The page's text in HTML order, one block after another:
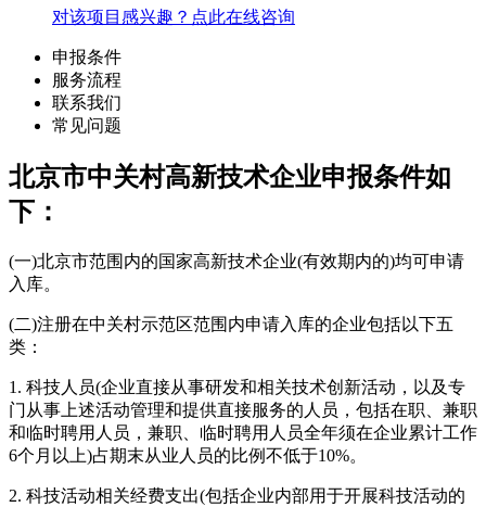
对该项目感兴趣？点此在线咨询
申报条件
服务流程
联系我们
常见问题
北京市中关村高新技术企业申报条件如
下：
(一)北京市范围内的国家高新技术企业(有效期内的)均可申请
入库。
(二)注册在中关村示范区范围内申请入库的企业包括以下五
类：
1. 科技人员(企业直接从事研发和相关技术创新活动，以及专
门从事上述活动管理和提供直接服务的人员，包括在职、兼职
和临时聘用人员，兼职、临时聘用人员全年须在企业累计工作
6个月以上)占期末从业人员的比例不低于10%。
2. 科技活动相关经费支出(包括企业内部用于开展科技活动的